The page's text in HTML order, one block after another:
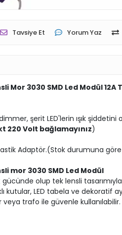
Tavsiye Et Yorum Yaz
Mor 3030 SMD Led Modül
dimmer, şerit LED'lerin ışık
220 Volt bağlamayınız)
Adaptör.(Stok durumuna
mor 3030 SMD Led Modül
olup tek lensli
kutular, LED tabela ve
trafo ile güvenle kullanılabilir.